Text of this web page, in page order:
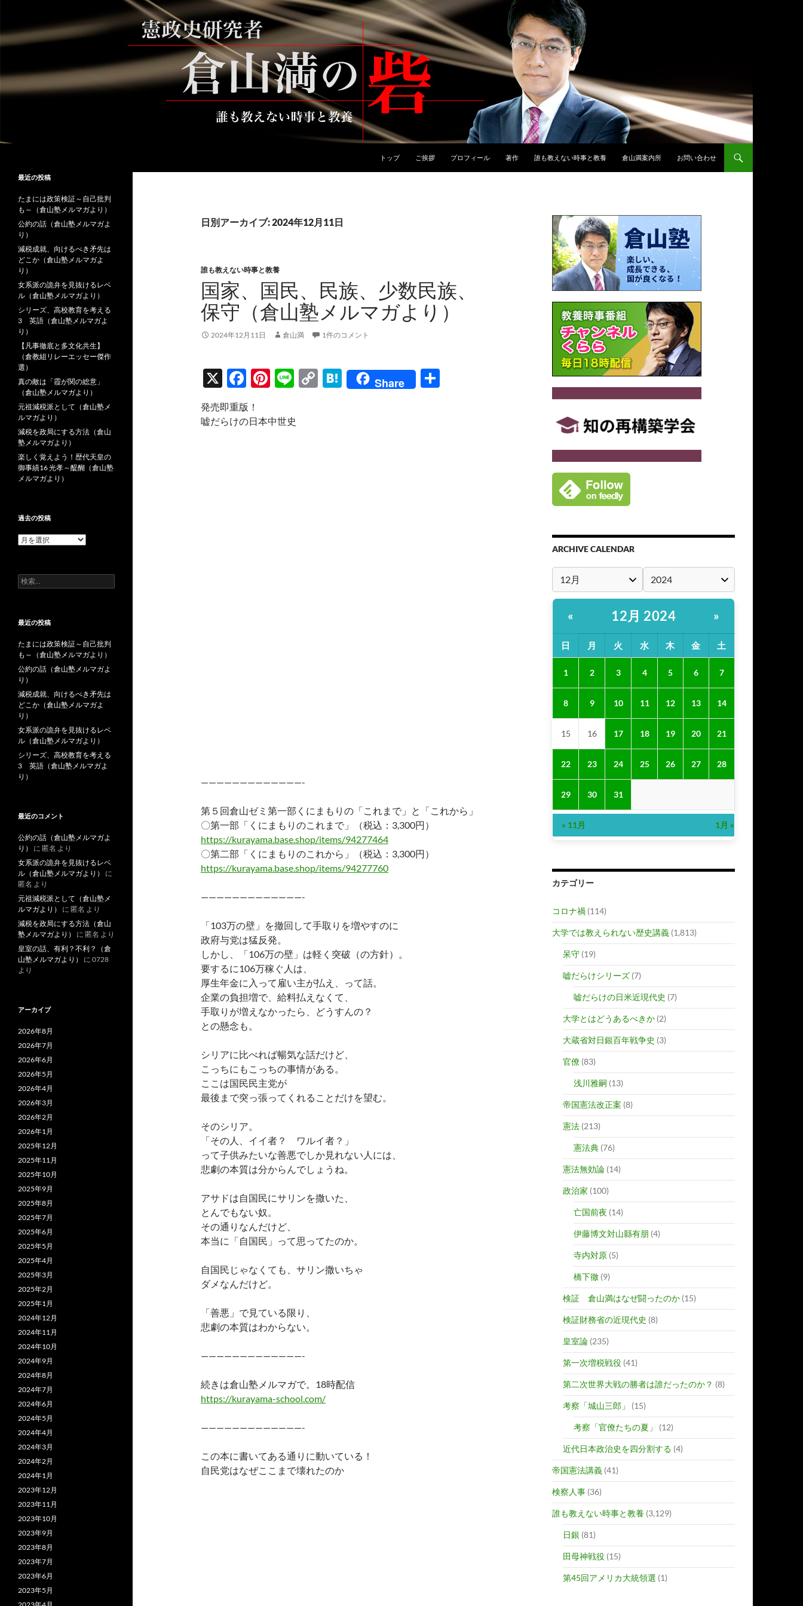
テ
ン
へ
ス
トップ ご挨拶 プロフィール 著作 誰も教えない時事と教養 倉山満案内所 お問い合わせ
日別アーカイブ: 2024年12月11日
誰も教えない時事と教養
国家、国民、民族、少数民族、
保守（倉山塾メルマガより）
2024年12月11日 倉山満 1件のコメント
X
F
ac
e
Pi
er
Li
e
C
H
at
Share
発売即重版！
嘘だらけの日本中世史
—————————————-
第５回倉山ゼミ第一部くにまもりの「これまで」と「これから」
〇第一部「くにまもりのこれまで」（税込：3,300円）
https://kurayama.base.shop/items/94277464
〇第二部「くにまもりのこれから」（税込：3,300円）
https://kurayama.base.shop/items/94277760
—————————————-
「103万の壁」を撤回して手取りを増やすのに
政府与党は猛反発。
しかし、「106万の壁」は軽く突破（の方針）。
要するに106万稼ぐ人は、
厚生年金に入って雇い主が払え、って話。
企業の負担増で、給料払えなくて、
手取りが増えなかったら、どうすんの？
との懸念も。
シリアに比べれば暢気な話だけど、
こっちにもこっちの事情がある。
ここは国民民主党が
最後まで突っ張ってくれることだけを望む。
そのシリア。
「その人、イイ者？ ワルイ者？」
って子供みたいな善悪でしか見れない人には、
悲劇の本質は分からんでしょうね。
アサドは自国民にサリンを撒いた、
とんでもない奴。
その通りなんだけど、
本当に「自国民」って思ってたのか。
自国民じゃなくても、サリン撒いちゃ
ダメなんだけど。
「善悪」で見ている限り、
悲劇の本質はわからない。
—————————————-
続きは倉山塾メルマガで。18時配信
https://kurayama-school.com/
—————————————-
この本に書いてある通りに動いている！
自民党はなぜここまで壊れたのか
ARCHIVE CALENDAR
« 12月 2024 »
日 月 火 水 木 金 土
1 2 3 4 5 6 7
8 9 10 11 12 13 14
15 16 17 18 19 20 21
22 23 24 25 26 27 28
29 30 31
« 11月 1月 »
カテゴリー
コロナ禍 (114)
大学では教えられない歴史講義 (1,813)
呆守 (19)
嘘だらけシリーズ (7)
嘘だらけの日米近現代史 (7)
大学とはどうあるべきか (2)
大蔵省対日銀百年戦争史 (3)
官僚 (83)
浅川雅嗣 (13)
帝国憲法改正案 (8)
憲法 (213)
憲法典 (76)
憲法無効論 (14)
政治家 (100)
亡国前夜 (14)
伊藤博文対山縣有朋 (4)
寺内対原 (5)
橋下徹 (9)
検証 倉山満はなぜ闘ったのか (15)
検証財務省の近現代史 (8)
皇室論 (235)
第一次増税戦役 (41)
第二次世界大戦の勝者は誰だったのか？ (8)
考察「城山三郎」 (15)
考察「官僚たちの夏」 (12)
近代日本政治史を四分割する (4)
帝国憲法講義 (41)
検察人事 (36)
誰も教えない時事と教養 (3,129)
日銀 (81)
田母神戦役 (15)
第45回アメリカ大統領選 (1)
倉山満の砦～誰も教えない時事と教
最近の投稿
たまには政策検証～自己批判
も～（倉山塾メルマガより）
公約の話（倉山塾メルマガよ
り）
減税成就、向けるべき矛先は
どこか（倉山塾メルマガよ
り）
女系派の詭弁を見抜けるレベ
ル（倉山塾メルマガより）
シリーズ、高校教育を考える
3 英語（倉山塾メルマガよ
り）
【凡事徹底と多文化共生】
（倉教組リレーエッセー傑作
選）
真の敵は「霞が関の総意」
（倉山塾メルマガより）
元祖減税派として（倉山塾メ
ルマガより）
減税を政局にする方法（倉山
塾メルマガより）
楽しく覚えよう！歴代天皇の
御事績16 光孝～醍醐（倉山塾
メルマガより）
過去の投稿
過
稿
検
索:
最近の投稿
たまには政策検証～自己批判
も～（倉山塾メルマガより）
公約の話（倉山塾メルマガよ
り）
減税成就、向けるべき矛先は
どこか（倉山塾メルマガよ
り）
女系派の詭弁を見抜けるレベ
ル（倉山塾メルマガより）
シリーズ、高校教育を考える
3 英語（倉山塾メルマガよ
り）
最近のコメント
公約の話（倉山塾メルマガよ
り）
に 匿名 より
女系派の詭弁を見抜けるレベ
ル（倉山塾メルマガより）
に
匿名 より
元祖減税派として（倉山塾メ
ルマガより）
に 匿名 より
減税を政局にする方法（倉山
塾メルマガより）
に 匿名 より
皇室の話、有利？不利？（倉
山塾メルマガより）
に 0728
より
アーカイブ
2026年8月
2026年7月
2026年6月
2026年5月
2026年4月
2026年3月
2026年2月
2026年1月
2025年12月
2025年11月
2025年10月
2025年9月
2025年8月
2025年7月
2025年6月
2025年5月
2025年4月
2025年3月
2025年2月
2025年1月
2024年12月
2024年11月
2024年10月
2024年9月
2024年8月
2024年7月
2024年6月
2024年5月
2024年4月
2024年3月
2024年2月
2024年1月
2023年12月
2023年11月
2023年10月
2023年9月
2023年8月
2023年7月
2023年6月
2023年5月